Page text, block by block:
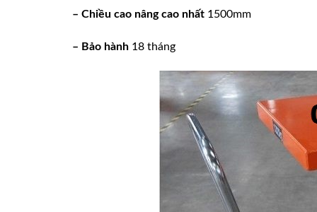
– Chiều cao nâng cao nhất 1500mm
– Bảo hành 18 tháng